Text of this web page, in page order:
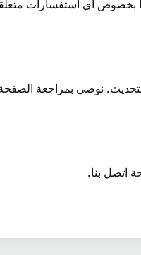
أي استفسارات متعلقة
نوصي بمراجعة الصفحة
اتصل بنا.